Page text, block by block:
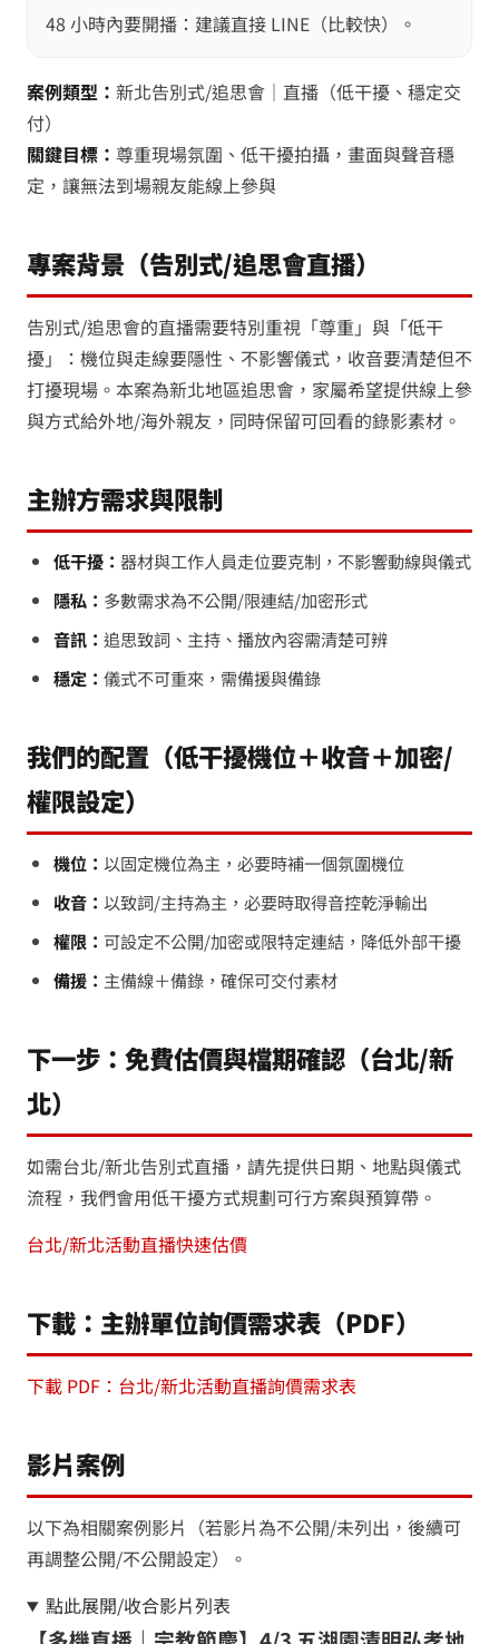
48 小時內要開播：建議直接 LINE（比較快）。
案例類型： 新北告別式/追思會｜直播（低干擾、穩定交
付）
關鍵目標： 尊重現場氛圍、低干擾拍攝，畫面與聲音穩
定，讓無法到場親友能線上參與
專案背景（告別式/追思會直播）
告別式/追思會的直播需要特別重視「尊重」與「低干
擾」：機位與走線要隱性、不影響儀式，收音要清楚但不
打擾現場。本案為新北地區追思會，家屬希望提供線上參
與方式給外地/海外親友，同時保留可回看的錄影素材。
主辦方需求與限制
低干擾： 器材與工作人員走位要克制，不影響動線與儀式
隱私： 多數需求為不公開/限連結/加密形式
音訊： 追思致詞、主持、播放內容需清楚可辨
穩定： 儀式不可重來，需備援與備錄
我們的配置（低干擾機位＋收音＋加密/
權限設定）
機位： 以固定機位為主，必要時補一個氛圍機位
收音： 以致詞/主持為主，必要時取得音控乾淨輸出
權限： 可設定不公開/加密或限特定連結，降低外部干擾
備援： 主備線＋備錄，確保可交付素材
下一步：免費估價與檔期確認（台北/新
北）
如需台北/新北告別式直播，請先提供日期、地點與儀式
流程，我們會用低干擾方式規劃可行方案與預算帶。
台北/新北活動直播快速估價
下載：主辦單位詢價需求表（PDF）
下載 PDF：台北/新北活動直播詢價需求表
影片案例
以下為相關案例影片（若影片為不公開/未列出，後續可
再調整公開/不公開設定）。
點此展開/收合影片列表